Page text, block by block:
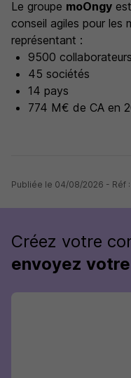
Le groupe moOngy
conseil agiles pour les
représentant :
9500 collaborateurs
45 sociétés
14 pays
774 M€ de CA en
Publiée le 04/08/2026 - Réf
Créez votre
envoyez